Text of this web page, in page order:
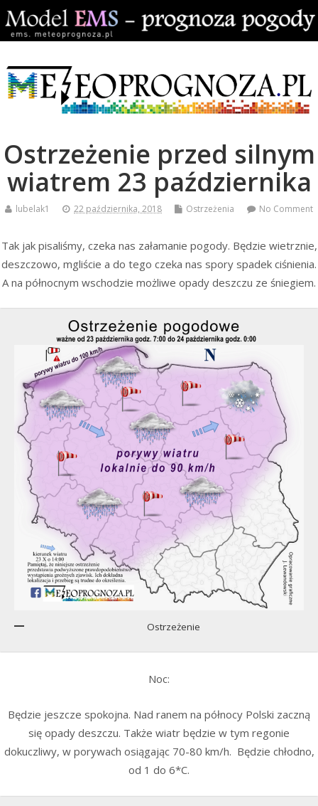
Ostrzeżenie przed silnym
wiatrem 23 października
lubelak1 22 października, 2018 Ostrzeżenia No Comment
Tak jak pisaliśmy, czeka nas załamanie pogody. Będzie wietrznie,
deszczowo, mgliście a do tego czeka nas spory spadek ciśnienia.
A na północnym wschodzie możliwe opady deszczu ze śniegiem.
Ostrzeżenie
Noc:
Będzie jeszcze spokojna. Nad ranem na północy Polski zaczną
się opady deszczu. Także wiatr będzie w tym regonie
dokuczliwy, w porywach osiągając 70-80 km/h. Będzie chłodno,
od 1 do 6*C.